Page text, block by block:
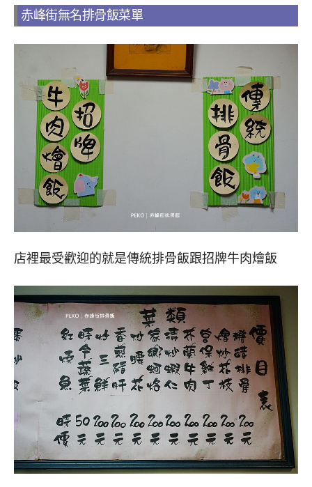
赤峰街無名排骨飯菜單
店裡最受歡迎的就是傳統排骨飯跟招牌牛肉燴飯